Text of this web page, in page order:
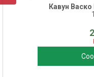
Кавун Васко